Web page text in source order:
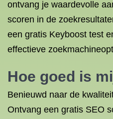
ontvang je waardevolle
scoren in de
een gratis Keyboost test
effectieve
Hoe goed is
Benieuwd naar de
Ontvang een gratis SEO